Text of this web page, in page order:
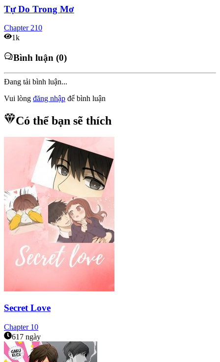
Tự Do Trong Mơ
Chapter210
1k
Bình luận (0)
Đang tải bình luận...
Vui lòng đăng nhập để bình luận
Có thể bạn sẽ thích
Secret Love
Chapter 10
617 ngày